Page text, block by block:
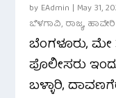
by EAdmin | May 31,
ಬೆಳಗಾವಿ, ರಾಜ್ಯ, ಹಾವೇರಿ
ಬೆಂಗಳೂರು, ಮೇ
ಪೊಲೀಸರು
ಬಳ್ಳಾರಿ,